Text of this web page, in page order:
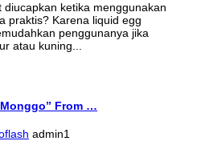
ketika menggunakan
praktis? Karena liquid egg
penggunanya jika
atau kuning...
From …
admin1